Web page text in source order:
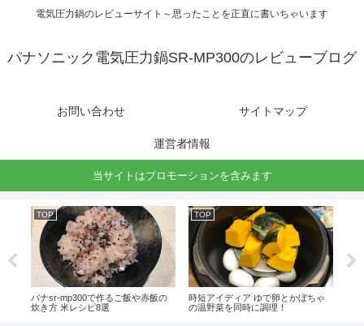
電気圧力鍋のレビューサイト～思ったことを正直に書いちゃいます
パナソニック電気圧力鍋SR-MP300のレビューブログ
お問い合わせ サイトマップ
運営者情報
当サイトはプロモーションを含みます
TOP
パナsr-mp300で作るご飯や赤飯の
炊き方 米レシピ8選
TOP
時短アイディア ゆで卵とかぼちゃ
の温野菜を同時に調理！